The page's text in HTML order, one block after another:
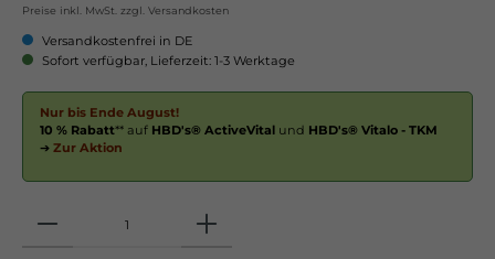
Preise inkl. MwSt. zzgl. Versandkosten
Versandkostenfrei in DE
Sofort verfügbar, Lieferzeit: 1-3 Werktage
Nur bis Ende August!
10 % Rabatt** auf HBD's® ActiveVital und HBD's® Vitalo - TKM
➔ Zur Aktion